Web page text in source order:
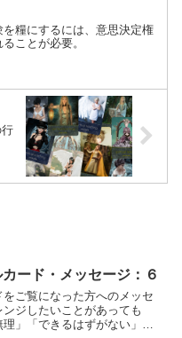
を糧にするには、意思決定権
ことが必要。
ード・メッセージ：６
をご覧になった方へのメッセ
ンジしたいことがあっても
理」「できるはずがない」と